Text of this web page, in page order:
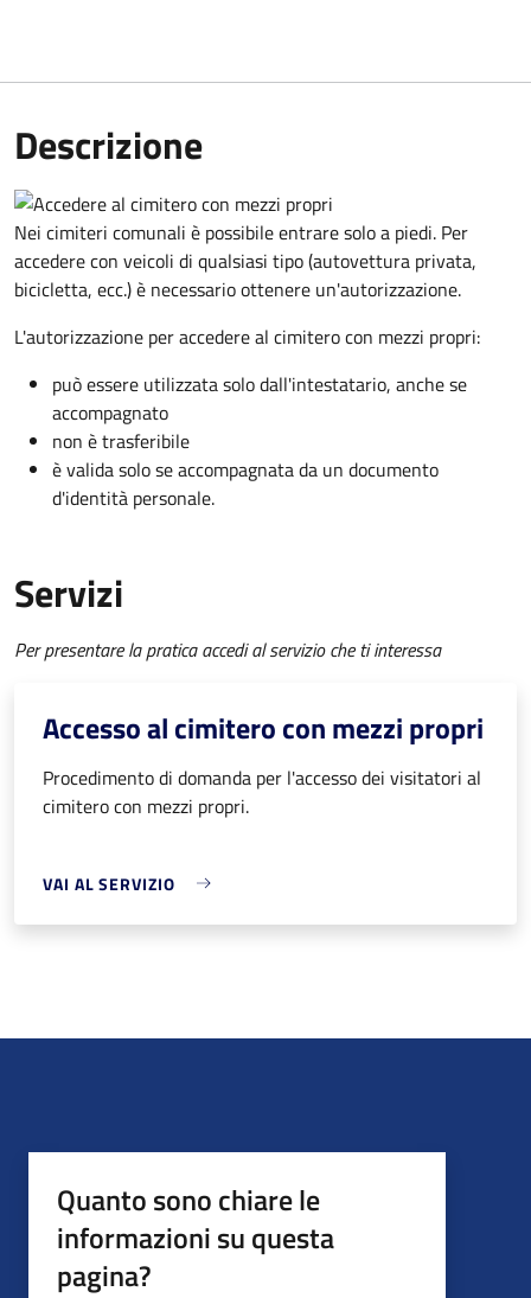
Descrizione
Nei cimiteri comunali è possibile entrare solo a piedi. Per
accedere con veicoli di qualsiasi tipo (autovettura privata,
bicicletta, ecc.) è necessario ottenere un'autorizzazione.
L'autorizzazione per accedere al cimitero con mezzi propri:
può essere utilizzata solo dall'intestatario, anche se
accompagnato
non è trasferibile
è valida solo se accompagnata da un documento
d'identità personale.
Servizi
Per presentare la pratica accedi al servizio che ti interessa
Accesso al cimitero con mezzi propri
Procedimento di domanda per l'accesso dei visitatori al
cimitero con mezzi propri.
VAI AL SERVIZIO
Quanto sono chiare le
informazioni su questa
pagina?